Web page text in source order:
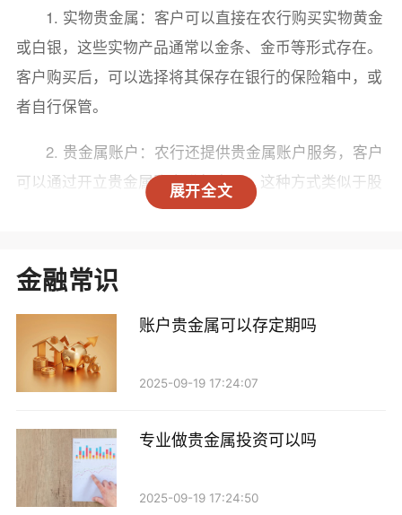
展开全文
1. 实物贵金属：客户可以直接在农行购买实物黄金
或白银，这些实物产品通常以金条、金币等形式存在。
客户购买后，可以选择将其保存在银行的保险箱中，或
者自行保管。
2. 贵金属账户：农行还提供贵金属账户服务，客户
可以通过开立贵金属账户进行交易。这种方式类似于股
票账户，客户可以随时买入或卖出贵金属，享受市场波
3. 贵金属投资基金：除了直接投资贵金属，农行还
可能提供与贵金属相关的投资基金，客户可以通过购买
这些基金间接投资贵金属市场。
如何在农行进行贵金属投资
如果你想在农行进行贵金属投资，以下是一些基本
步骤：
金融常识
账户贵金属可以存定期吗
2025-09-19 17:24:07
专业做贵金属投资可以吗
2025-09-19 17:24:50